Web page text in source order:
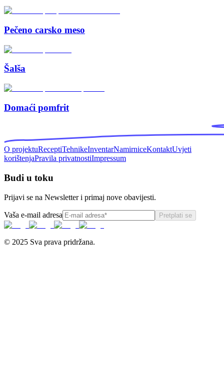
Pečeno carsko meso
Šalša
Domaći pomfrit
O projektuReceptiTehnikeInventarNamirniceKontaktUvjeti
korištenjaPravila privatnostiImpressum
Budi u toku
Prijavi se na Newsletter i primaj nove obavijesti.
Vaša e-mail adresa Pretplati se
© 2025 Sva prava pridržana.